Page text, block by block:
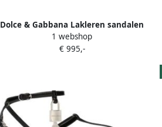
Dolce & Gabbana Lakleren sandalen
met borduurwerk Wit
1 webshop
€ 995,-